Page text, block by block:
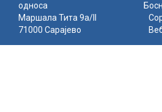
односа
Маршала Тита 9а/II
71000 Сарајево